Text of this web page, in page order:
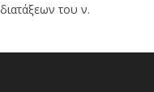
του ν.